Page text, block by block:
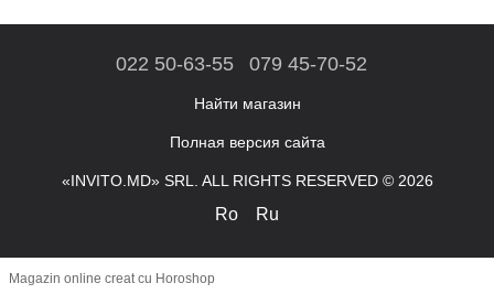
022 50-63-55 079 45-70-52
Найти магазин
Полная версия сайта
«INVITO.MD» SRL. ALL RIGHTS RESERVED © 2026
Ro Ru
Magazin online creat cu Horoshop